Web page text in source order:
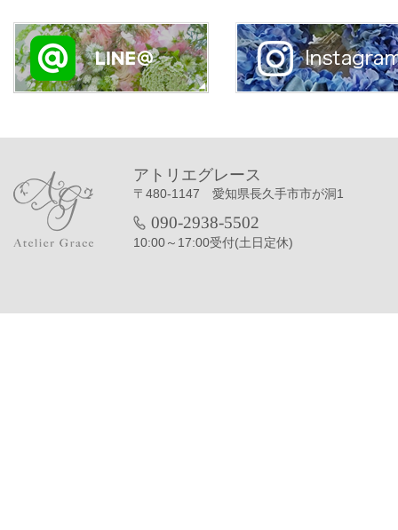
アトリエグレース
〒480-1147 愛知県長久手市市が洞1
090-2938-5502
10:00～17:00受付(土日定休)